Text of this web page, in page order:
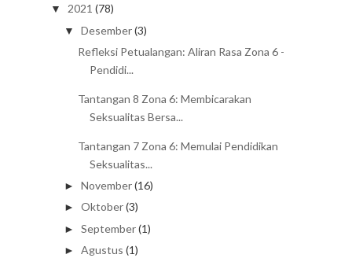
▼ 2021 (78)
▼ Desember(3)
Refleksi Petualangan: Aliran Rasa Zona 6 -
Pendidi...
Tantangan 8 Zona 6: Membicarakan
Seksualitas Bersa...
Tantangan 7 Zona 6: Memulai Pendidikan
Seksualitas...
► November(16)
► Oktober(3)
► September(1)
► Agustus (1)